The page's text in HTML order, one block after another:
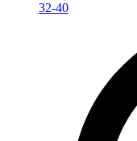
32-40